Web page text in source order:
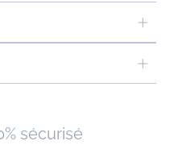
sécurisé